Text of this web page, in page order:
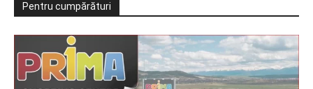
Pentru cumpărături